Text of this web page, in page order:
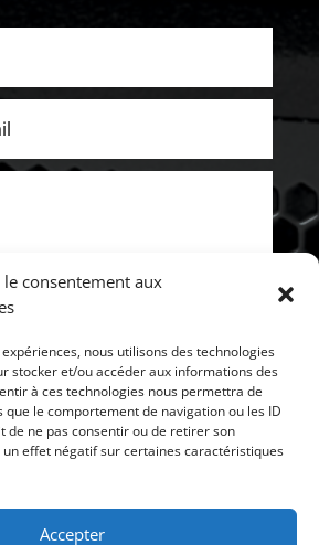
le consentement aux
nous utilisons des technologies
stocker et/ou accéder aux informations des
à ces technologies nous permettra de
le comportement de navigation ou les ID
de ne pas consentir ou de retirer son
effet négatif sur certaines caractéristiques
Accepter
ENVOYER